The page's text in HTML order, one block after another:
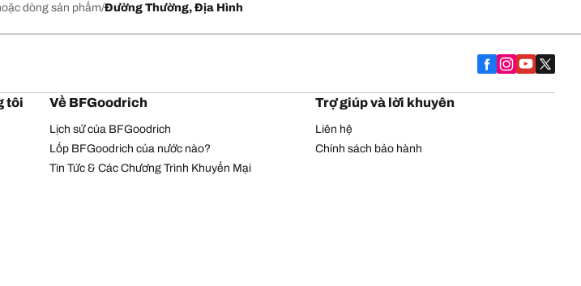
dòng sản phẩm Đường Thường, Địa Hình
tôi Về BFGoodrich
Lịch sử của BFGoodrich
Lốp BFGoodrich của nước nào?
Tin Tức & Các Chương Trình Khuyến Mại
Trợ giúp và lời khuyên
Liên hệ
Chính sách bảo hành